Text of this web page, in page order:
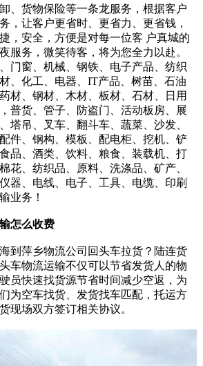
、货物保险等一条龙服务，根据客户
，让客户更省时、更省力、更省钱，
，安全，方便是对每一位客 户真城的
服务，微笑待客，将为您全力以赴。
门窗、机械、钢铁、电子产品、纺织
、化工、电器、IT产品、树苗、石油
材、钢材、木材、板材、石材、日用
普货、管子、防盗门、活动板房、展
塔吊、叉车、翻斗车、蔬菜、沙发、
件、钢构、模板、配电柜、挖机、铲
品、酒类、饮料、粮食、装载机、打
花、纺织品、原料、洗涤品、矿产、
器、电线、电子、工具、电缆、印刷
业务！
怎么收费
到萍乡物流公司回头车拉货？陆连货
车物流运输不仅可以节省发货人的物
员快速找货源节省时间减少空返，为
为空车找货、发货找车匹配，托运方
现场双方签订相关协议。